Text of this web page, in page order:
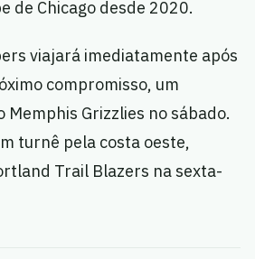
de Chicago desde 2020.
viajará imediatamente após
compromisso, um
Grizzlies no sábado.
turnê pela costa oeste,
Trail Blazers na sexta-